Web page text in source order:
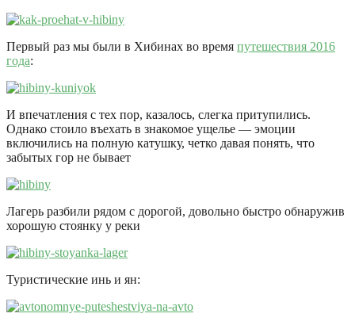
Первый раз мы были в Хибинах во время путешествия 2016
года:
И впечатления с тех пор, казалось, слегка притупились.
Однако стоило въехать в знакомое ущелье — эмоции
включились на полную катушку, четко давая понять, что
забытых гор не бывает
Лагерь разбили рядом с дорогой, довольно быстро обнаружив
хорошую стоянку у реки
Туристические инь и ян: